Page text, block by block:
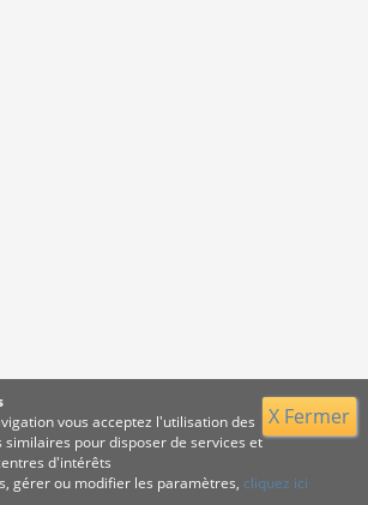
X Fermer
vous acceptez l'utilisation des
similaires pour disposer de services et
d'intérêts
gérer ou modifier les paramètres, cliquez ici